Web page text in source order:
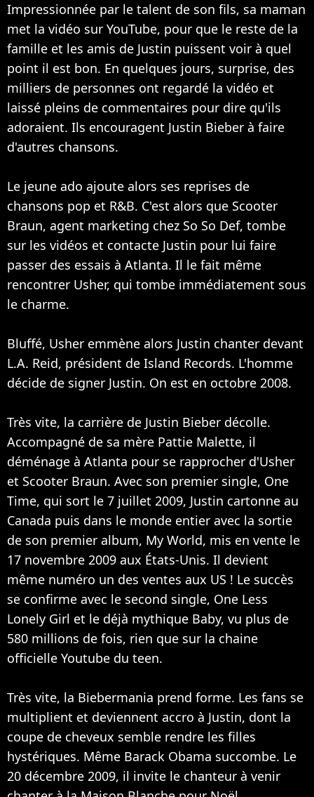
Impressionnée par le talent de son fils, sa maman
met la vidéo sur YouTube, pour que le reste de la
famille et les amis de Justin puissent voir à quel
point il est bon. En quelques jours, surprise, des
milliers de personnes ont regardé la vidéo et
laissé pleins de commentaires pour dire qu'ils
adoraient. Ils encouragent Justin Bieber à faire
d'autres chansons.
Le jeune ado ajoute alors ses reprises de
chansons pop et R&B. C'est alors que Scooter
Braun, agent marketing chez So So Def, tombe
sur les vidéos et contacte Justin pour lui faire
passer des essais à Atlanta. Il le fait même
rencontrer Usher, qui tombe immédiatement sous
le charme.
Bluffé, Usher emmène alors Justin chanter devant
L.A. Reid, président de Island Records. L'homme
décide de signer Justin. On est en octobre 2008.
Très vite, la carrière de Justin Bieber décolle.
Accompagné de sa mère Pattie Malette, il
déménage à Atlanta pour se rapprocher d'Usher
et Scooter Braun. Avec son premier single, One
Time, qui sort le 7 juillet 2009, Justin cartonne au
Canada puis dans le monde entier avec la sortie
de son premier album, My World, mis en vente le
17 novembre 2009 aux États-Unis. Il devient
même numéro un des ventes aux US ! Le succès
se confirme avec le second single, One Less
Lonely Girl et le déjà mythique Baby, vu plus de
580 millions de fois, rien que sur la chaine
officielle Youtube du teen.
Très vite, la Biebermania prend forme. Les fans se
multiplient et deviennent accro à Justin, dont la
coupe de cheveux semble rendre les filles
hystériques. Même Barack Obama succombe. Le
20 décembre 2009, il invite le chanteur à venir